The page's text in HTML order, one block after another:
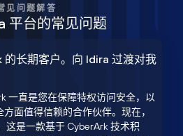
见问题解答
平台的常见问题
长期客户。向 Idira 过渡对我
一直是您在保障特权访问安全，以
面值得信赖的合作伙伴。现在，
这是一款基于 CyberArk 技术积